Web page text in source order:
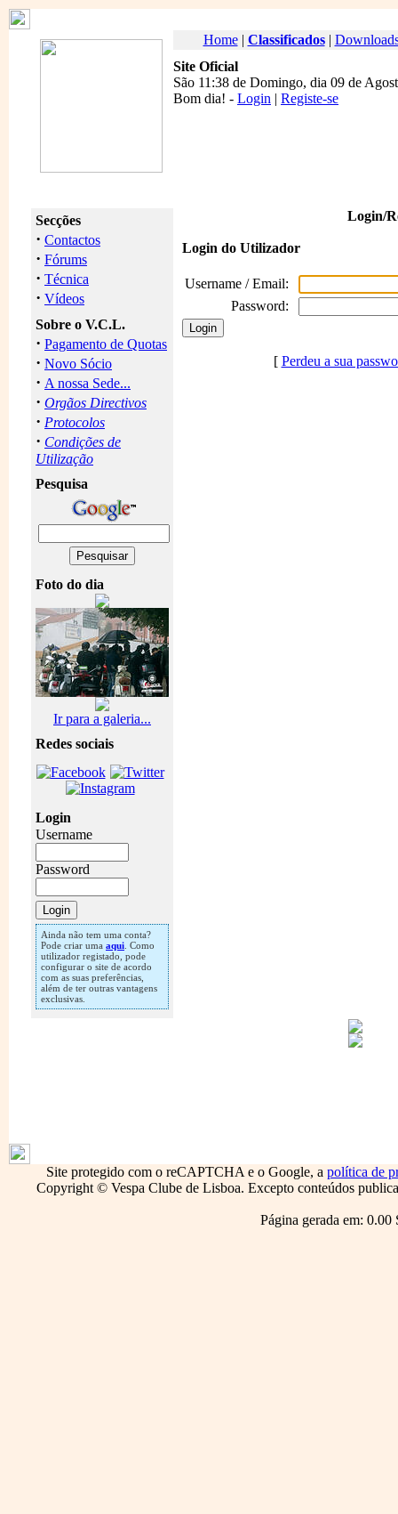
Home| Classificados|
Site Oficial
São 11:38 de Domingo, dia 09 de
Bom dia! - Login | Registe-se
Secções
· Contactos
· Fórums
· Técnica
· Vídeos
Sobre o V.C.L.
· Pagamento de Quotas
· Novo Sócio
· A nossa Sede...
· Orgãos Directivos
· Protocolos
· Condições de
Utilização
Pesquisa
Foto do dia
Ir para a galeria...
Redes sociais
Login
Username
Password
Ainda não tem uma conta?
Pode criar uma aqui . Como
utilizador registado, pode
configurar o site de acordo
com as suas preferências,
além de ter outras vantagens
exclusivas.
Login/
Login do Utilizador
Username / Email:
Password:
[ Perdeu a sua
Site protegido com o reCAPTCHA e o Google, a política de
Copyright © Vespa Clube de Lisboa. Excepto conteúdos
Página gerada em: 0.00